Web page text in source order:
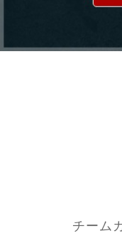
チーム